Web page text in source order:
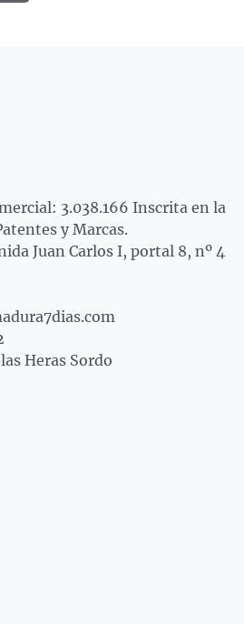
3.038.166 Inscrita en la
y Marcas.
Juan Carlos I, portal 8, nº 4
Heras Sordo